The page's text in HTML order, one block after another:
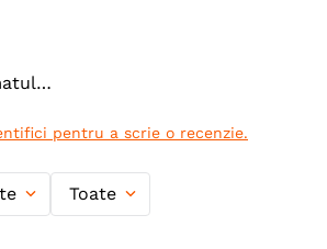
pentru a scrie o recenzie.
Toate